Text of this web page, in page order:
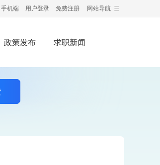
网站导航
手机端 用户登录 免费注册
政策发布 求职新闻